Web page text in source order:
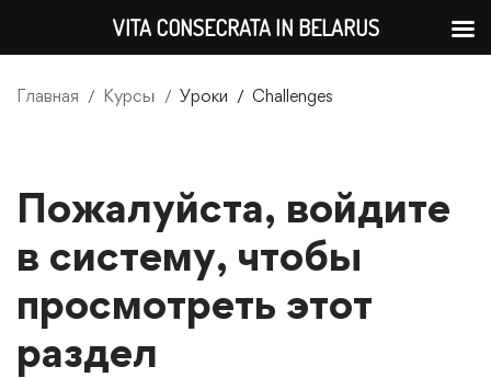
Главная Курсы Уроки Challenges
Пожалуйста, войдите
в систему, чтобы
просмотреть этот
раздел
VITA CONSECRATA IN BELARUS